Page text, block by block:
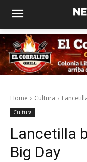
Home Cultura
Cultura
Lancetilla
Big Day